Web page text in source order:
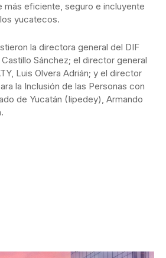
más eficiente, seguro e incluyente
yucatecos.
la directora general del DIF
Sánchez; el director general
Luis Olvera Adrián; y el director
la Inclusión de las Personas con
de Yucatán (Iipedey), Armando